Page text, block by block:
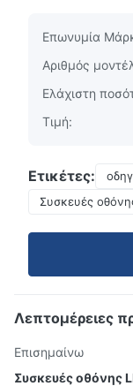
Επωνυμία
Αριθμός
Ελάχιστη
Τιμή:
Ετικέτες:
Συσκευές
Λεπτομέρειες
Επισημαίνω
Συσκευές οθόνης